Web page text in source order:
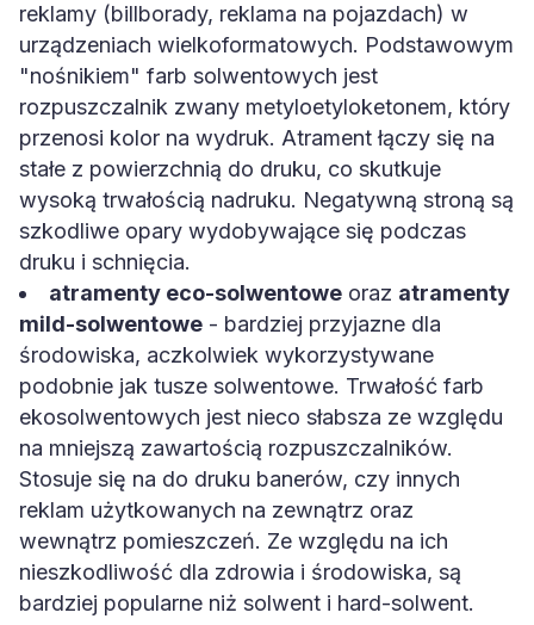
reklamy (billborady, reklama na pojazdach) w
urządzeniach wielkoformatowych. Podstawowym
"nośnikiem" farb solwentowych jest
rozpuszczalnik zwany metyloetyloketonem, który
przenosi kolor na wydruk. Atrament łączy się na
stałe z powierzchnią do druku, co skutkuje
wysoką trwałością nadruku. Negatywną stroną są
szkodliwe opary wydobywające się podczas
druku i schnięcia.
atramenty eco-solwentowe oraz atramenty
mild-solwentowe - bardziej przyjazne dla
środowiska, aczkolwiek wykorzystywane
podobnie jak tusze solwentowe. Trwałość farb
ekosolwentowych jest nieco słabsza ze względu
na mniejszą zawartością rozpuszczalników.
Stosuje się na do druku banerów, czy innych
reklam użytkowanych na zewnątrz oraz
wewnątrz pomieszczeń. Ze względu na ich
nieszkodliwość dla zdrowia i środowiska, są
bardziej popularne niż solwent i hard-solwent.